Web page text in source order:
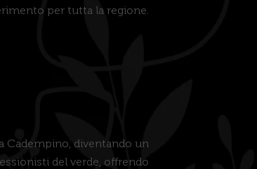
per tutta la regione.
Cadempino, diventando un
del verde, offrendo